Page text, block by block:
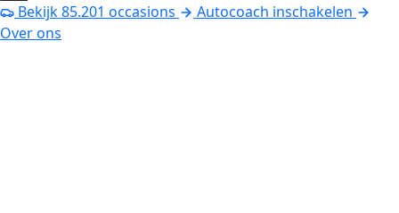
Bekijk85.201 occasions
Autocoach inschakelen
Over ons